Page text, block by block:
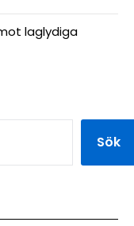
laglydiga
Sök